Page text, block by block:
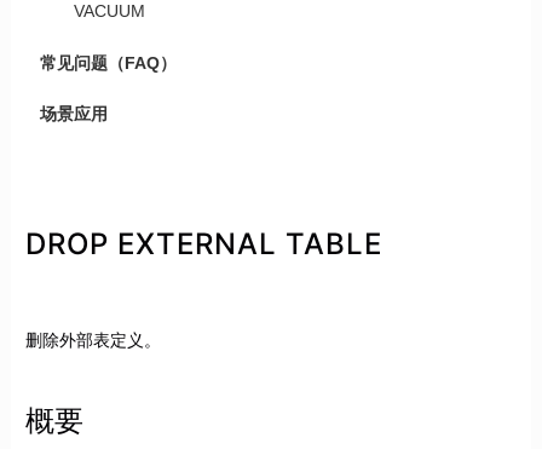
VACUUM
常见问题（FAQ）
场景应用
DROP EXTERNAL TABLE
删除外部表定义。
概要